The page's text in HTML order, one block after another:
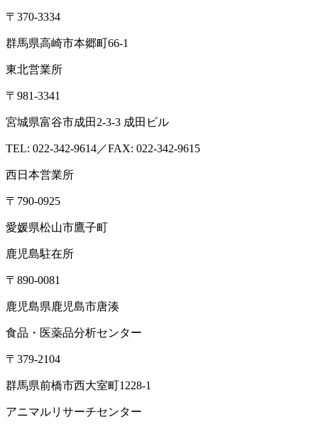
〒370-3334
群馬県高崎市本郷町66-1
東北営業所
〒981-3341
宮城県富谷市成田2-3-3 成田ビル
TEL: 022-342-9614／FAX: 022-342-9615
西日本営業所
〒790-0925
愛媛県松山市鷹子町
鹿児島駐在所
〒890-0081
鹿児島県鹿児島市唐湊
食品・医薬品分析センター
〒379-2104
群馬県前橋市西大室町1228-1
アニマルリサーチセンター